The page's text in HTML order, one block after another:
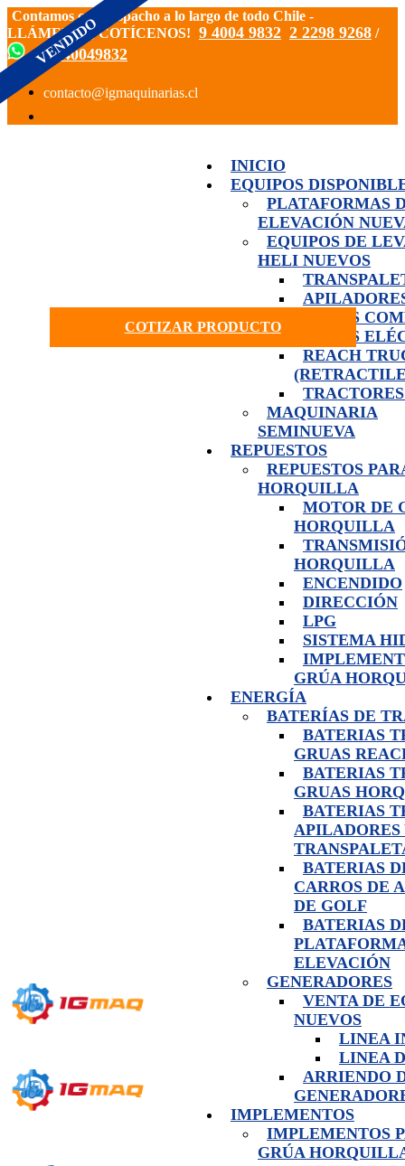
Contamos con despacho a lo largo de todo Chile -
LLÁMENOS, COTÍCENOS! 9 4004 9832 2 2298 9268 /
+56940049832
INICIO
EQUIPOS
PLATAFORMAS
ELEVACIÓN
EQUIPOS DE
HELI NUEVOS
GRÚAS
GRÚAS
REACH
MAQUINARIA
SEMINUEVA
REPUESTOS
REPUESTOS
HORQUILLA
MOTOR DE
HORQUILLA
HORQUILLA
ENCENDIDO
DIRECCIÓN
LPG
SISTEMA
GRÚA
ENERGÍA
BATERÍAS DE
BATERIAS
GRUAS
BATERIAS
GRUAS
BATERIAS
APILADORES
BATERIAS
CARROS DE
DE GOLF
BATERIAS
ELEVACIÓN
GENERADORES
VENTA DE
NUEVOS
LINEA
LINEA
ARRIENDO
IMPLEMENTOS
IMPLEMENTOS
GRÚA
COTIZAR PRODUCTO